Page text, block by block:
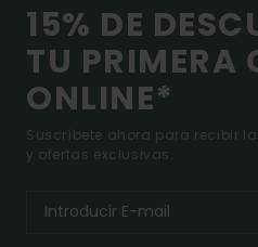
15% DE
TU PRIMERA
ONLINE*
Suscríbete ahora para recibir
y ofertas exclusivas.